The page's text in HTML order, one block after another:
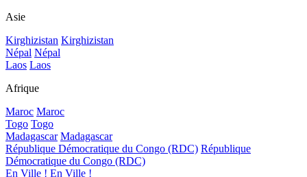
Asie
Kirghizistan Kirghizistan
Népal Népal
Laos Laos
Afrique
Maroc Maroc
Togo Togo
Madagascar Madagascar
République Démocratique du Congo (RDC) République
Démocratique du Congo (RDC)
En Ville ! En Ville !